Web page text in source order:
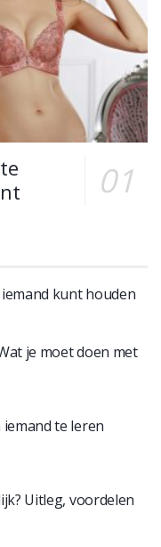
kunt houden
je moet doen met
te leren
Uitleg, voordelen